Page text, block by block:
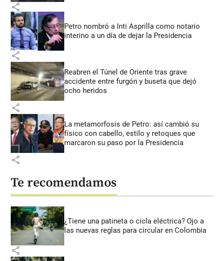
share
Petro nombró a Inti Asprilla como notario
interino a un día de dejar la Presidencia
share
Reabren el Túnel de Oriente tras grave
accidente entre furgón y buseta que dejó
ocho heridos
share
La metamorfosis de Petro: así cambió su
físico con cabello, estilo y retoques que
marcaron su paso por la Presidencia
share
Te recomendamos
¿Tiene una patineta o cicla eléctrica? Ojo a
las nuevas reglas para circular en Colombia
share